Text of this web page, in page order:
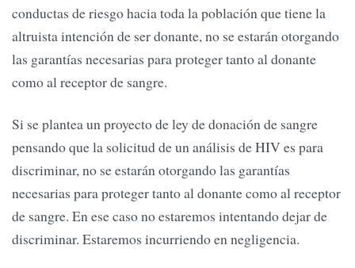
conductas de riesgo hacia toda la población que tiene la
altruista intención de ser donante, no se estarán otorgando
las garantías necesarias para proteger tanto al donante
como al receptor de sangre.
Si se plantea un proyecto de ley de donación de sangre
pensando que la solicitud de un análisis de HIV es para
discriminar, no se estarán otorgando las garantías
necesarias para proteger tanto al donante como al receptor
de sangre. En ese caso no estaremos intentando dejar de
discriminar. Estaremos incurriendo en negligencia.